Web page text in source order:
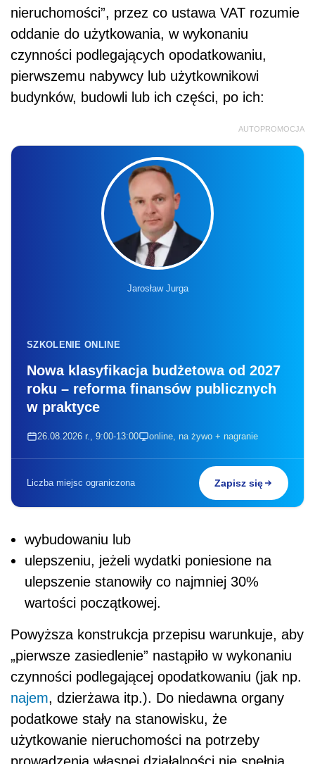
nieruchomości”, przez co ustawa VAT rozumie
oddanie do użytkowania, w wykonaniu
czynności podlegających opodatkowaniu,
pierwszemu nabywcy lub użytkownikowi
budynków, budowli lub ich części, po ich:
AUTOPROMOCJA
Jarosław Jurga
SZKOLENIE ONLINE
Nowa klasyfikacja budżetowa od 2027
roku – reforma finansów publicznych
w praktyce
26.08.2026 r., 9:00-13:00 online, na żywo + nagranie
Liczba miejsc ograniczona Zapisz się
wybudowaniu lub
ulepszeniu, jeżeli wydatki poniesione na
ulepszenie stanowiły co najmniej 30%
wartości początkowej.
Powyższa konstrukcja przepisu warunkuje, aby
„pierwsze zasiedlenie” nastąpiło w wykonaniu
czynności podlegającej opodatkowaniu (jak np.
najem, dzierżawa itp.). Do niedawna organy
podatkowe stały na stanowisku, że
użytkowanie nieruchomości na potrzeby